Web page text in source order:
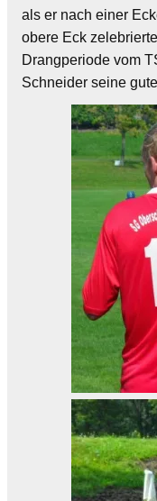
als er nach einer
obere Eck
Drangperiode vom
Schneider seine